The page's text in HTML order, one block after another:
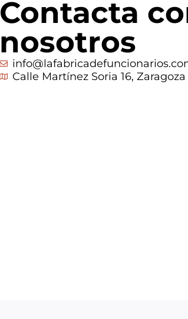
Contacta
nosotros
Calle Martínez Soria 16, Zaragoza